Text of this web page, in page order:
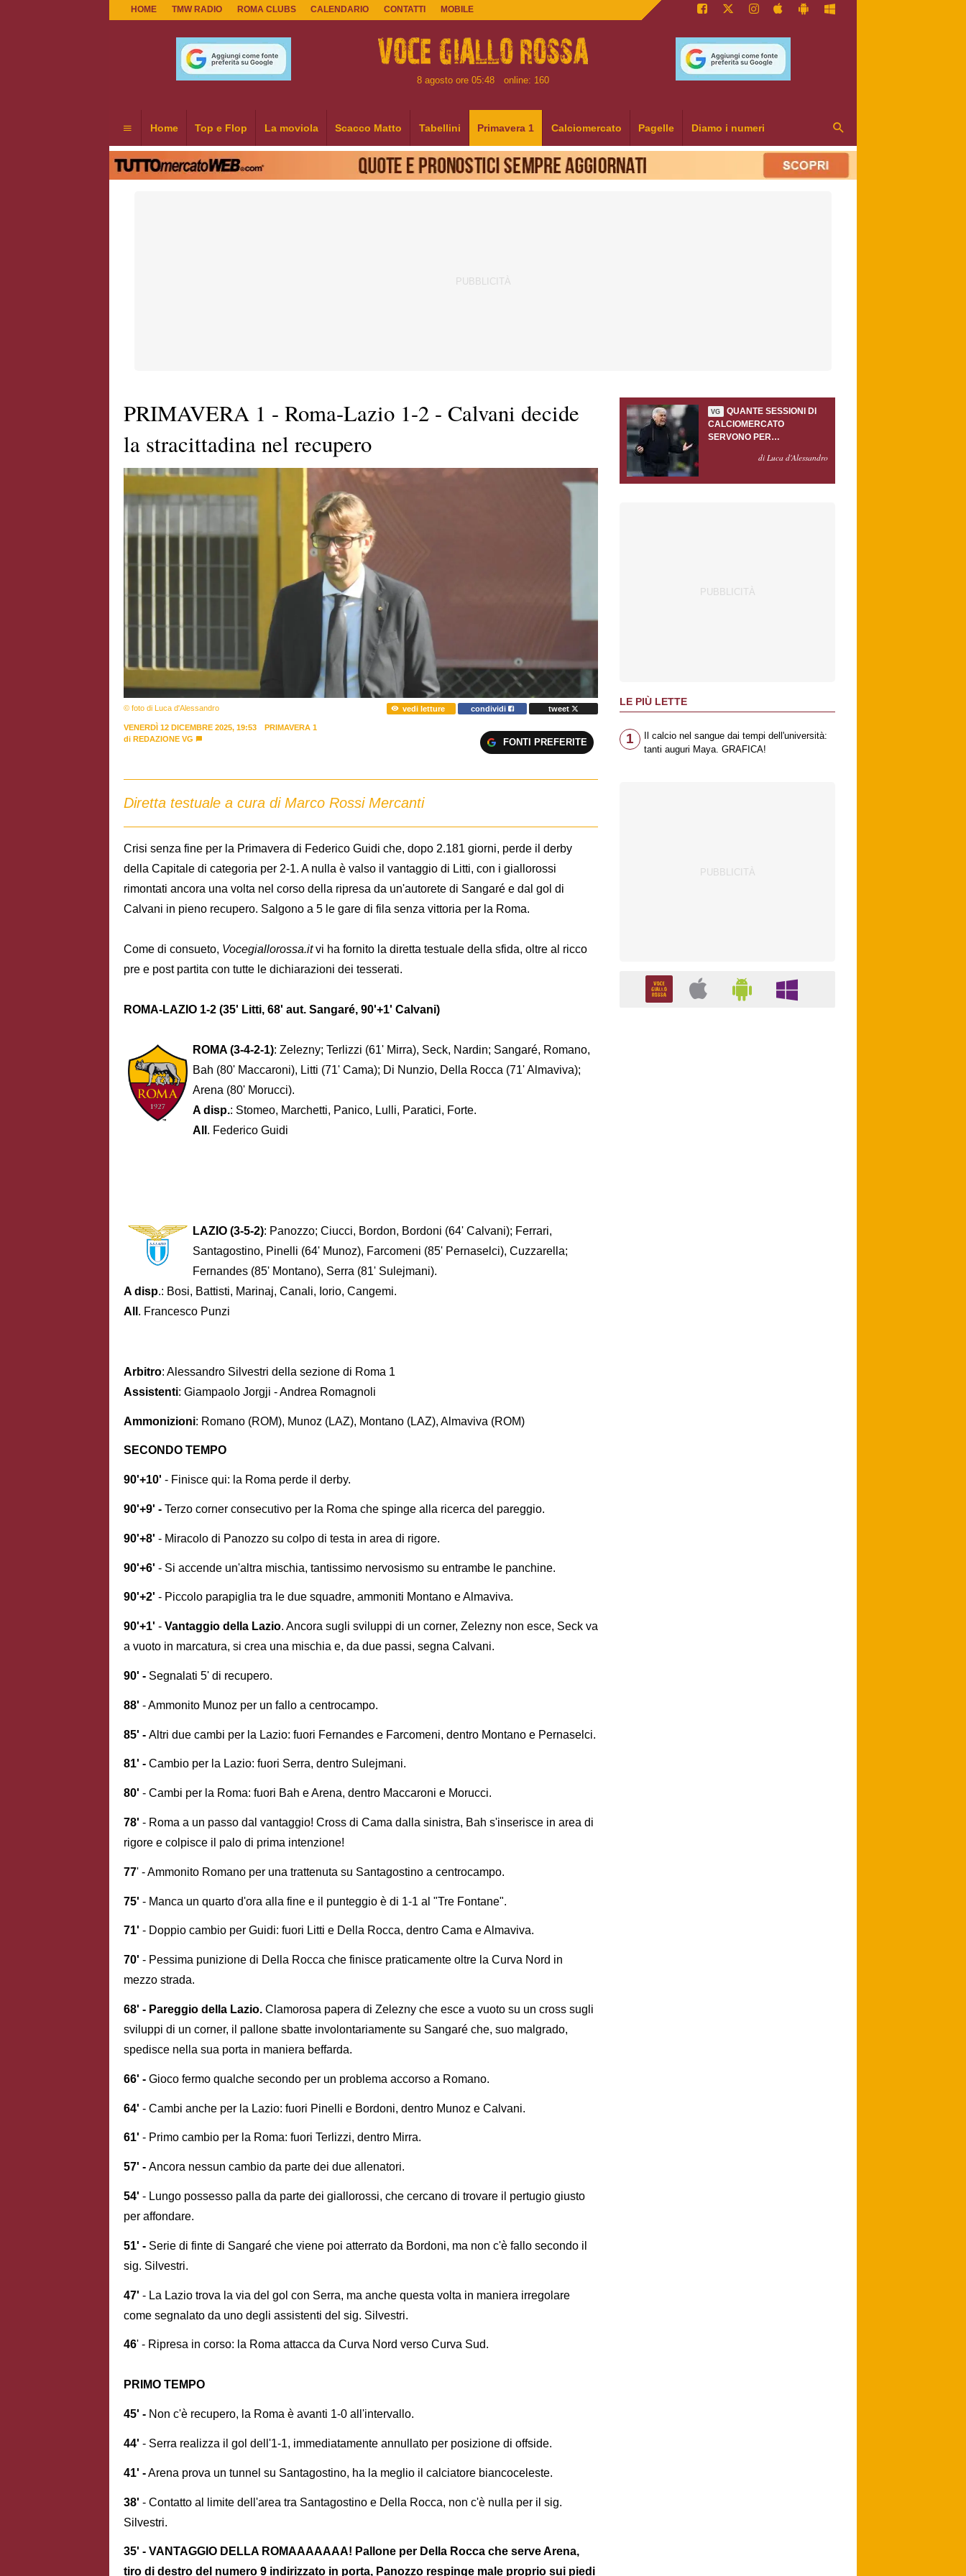
HOME TMW RADIO ROMA CLUBS CALENDARIO CONTATTI MOBILE
8 agosto ore 05:48 online: 160
Home Top e Flop La moviola Scacco Matto Tabellini Primavera 1 Calciomercato Pagelle Diamo i numeri
PRIMAVERA 1 - Roma-Lazio 1-2 - Calvani decide
la stracittadina nel recupero
© foto di Luca d'Alessandro vedi letture condividi tweet
VENERDÌ 12 DICEMBRE 2025, 19:53
PRIMAVERA 1
di REDAZIONE VG FONTI PREFERITE
Diretta testuale a cura di Marco Rossi Mercanti
Crisi senza fine per la Primavera di Federico Guidi che, dopo 2.181 giorni, perde il derby
della Capitale di categoria per 2-1. A nulla è valso il vantaggio di Litti, con i giallorossi
rimontati ancora una volta nel corso della ripresa da un'autorete di Sangaré e dal gol di
Calvani in pieno recupero. Salgono a 5 le gare di fila senza vittoria per la Roma.
Come di consueto, Vocegiallorossa.itvi ha fornito la diretta testuale della sfida, oltre al ricco
pre e post partita con tutte le dichiarazioni dei tesserati.
ROMA-LAZIO 1-2 (35' Litti, 68' aut. Sangaré, 90'+1' Calvani)
ROMA (3-4-2-1): Zelezny; Terlizzi (61' Mirra), Seck, Nardin; Sangaré, Romano,
Bah (80' Maccaroni), Litti (71' Cama); Di Nunzio, Della Rocca (71' Almaviva);
Arena (80' Morucci).
A disp.: Stomeo, Marchetti, Panico, Lulli, Paratici, Forte.
All . Federico Guidi
LAZIO (3-5-2): Panozzo; Ciucci, Bordon, Bordoni (64' Calvani); Ferrari,
Santagostino, Pinelli (64' Munoz), Farcomeni (85' Pernaselci), Cuzzarella;
Fernandes (85' Montano), Serra (81' Sulejmani).
A disp.: Bosi, Battisti, Marinaj, Canali, Iorio, Cangemi.
All . Francesco Punzi
Arbitro: Alessandro Silvestri della sezione di Roma 1
Assistenti: Giampaolo Jorgji - Andrea Romagnoli
Ammonizioni: Romano (ROM), Munoz (LAZ), Montano (LAZ), Almaviva (ROM)
SECONDO TEMPO
90'+10' - Finisce qui: la Roma perde il derby.
90'+9' - Terzo corner consecutivo per la Roma che spinge alla ricerca del pareggio.
90'+8' - Miracolo di Panozzo su colpo di testa in area di rigore.
90'+6' - Si accende un'altra mischia, tantissimo nervosismo su entrambe le panchine.
90'+2' - Piccolo parapiglia tra le due squadre, ammoniti Montano e Almaviva.
90'+1' - Vantaggio della Lazio. Ancora sugli sviluppi di un corner, Zelezny non esce, Seck va
a vuoto in marcatura, si crea una mischia e, da due passi, segna Calvani.
90' - Segnalati 5' di recupero.
88' - Ammonito Munoz per un fallo a centrocampo.
85' - Altri due cambi per la Lazio: fuori Fernandes e Farcomeni, dentro Montano e Pernaselci.
81' - Cambio per la Lazio: fuori Serra, dentro Sulejmani.
80' - Cambi per la Roma: fuori Bah e Arena, dentro Maccaroni e Morucci.
78' - Roma a un passo dal vantaggio! Cross di Cama dalla sinistra, Bah s'inserisce in area di
rigore e colpisce il palo di prima intenzione!
77' - Ammonito Romano per una trattenuta su Santagostino a centrocampo.
75' - Manca un quarto d'ora alla fine e il punteggio è di 1-1 al "Tre Fontane".
71' - Doppio cambio per Guidi: fuori Litti e Della Rocca, dentro Cama e Almaviva.
70' - Pessima punizione di Della Rocca che finisce praticamente oltre la Curva Nord in
mezzo strada.
68' - Pareggio della Lazio. Clamorosa papera di Zelezny che esce a vuoto su un cross sugli
sviluppi di un corner, il pallone sbatte involontariamente su Sangaré che, suo malgrado,
spedisce nella sua porta in maniera beffarda.
66' - Gioco fermo qualche secondo per un problema accorso a Romano.
64' - Cambi anche per la Lazio: fuori Pinelli e Bordoni, dentro Munoz e Calvani.
61' - Primo cambio per la Roma: fuori Terlizzi, dentro Mirra.
57' - Ancora nessun cambio da parte dei due allenatori.
54' - Lungo possesso palla da parte dei giallorossi, che cercano di trovare il pertugio giusto
per affondare.
51' - Serie di finte di Sangaré che viene poi atterrato da Bordoni, ma non c'è fallo secondo il
sig. Silvestri.
47' - La Lazio trova la via del gol con Serra, ma anche questa volta in maniera irregolare
come segnalato da uno degli assistenti del sig. Silvestri.
46' - Ripresa in corso: la Roma attacca da Curva Nord verso Curva Sud.
PRIMO TEMPO
45' - Non c'è recupero, la Roma è avanti 1-0 all'intervallo.
44' - Serra realizza il gol dell'1-1, immediatamente annullato per posizione di offside.
41' -Arena prova un tunnel su Santagostino, ha la meglio il calciatore biancoceleste.
38' - Contatto al limite dell'area tra Santagostino e Della Rocca, non c'è nulla per il sig.
Silvestri.
35' - VANTAGGIO DELLA ROMAAAAAAA! Pallone per Della Rocca che serve Arena,
tiro di destro del numero 9 indirizzato in porta, Panozzo respinge male proprio sui piedi
VG
QUANTE SESSIONI DI
CALCIOMERCATO
SERVONO PER
GASPERINI?di Luca d'Alessandro
LE PIÙ LETTE
1
Il calcio nel sangue dai tempi dell'università:
tanti auguri Maya. GRAFICA!